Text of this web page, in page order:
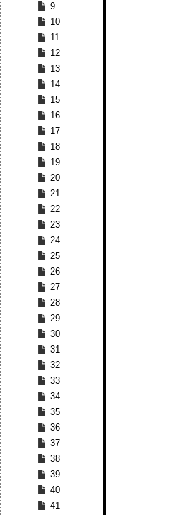
9
10
11
12
13
14
15
16
17
18
19
20
21
22
23
24
25
26
27
28
29
30
31
32
33
34
35
36
37
38
39
40
41